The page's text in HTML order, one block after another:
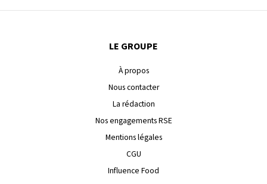
LE GROUPE
À propos
Nous contacter
La rédaction
Nos engagements RSE
Mentions légales
CGU
Influence Food